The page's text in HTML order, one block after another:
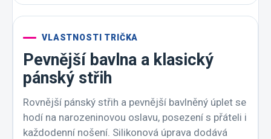
VLASTNOSTI TRIČKA
Pevnější bavlna a klasický
pánský střih
Rovnější pánský střih a pevnější bavlněný úplet se
hodí na narozeninovou oslavu, posezení s přáteli i
každodenní nošení. Silikonová úprava dodává